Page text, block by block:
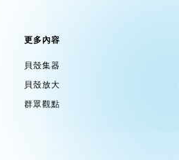
更多內容
貝殼集器
貝殼放大
群眾觀點